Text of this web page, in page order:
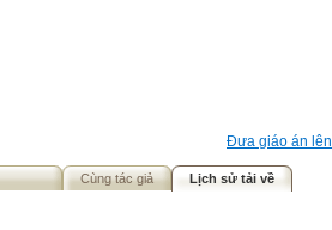
Đưa giáo án lên
Cùng tác giả Lịch sử tải về